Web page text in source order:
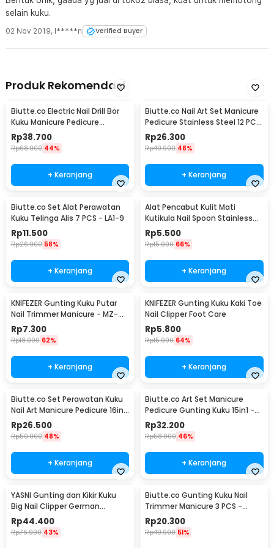
selain kuku.
02 Nov 2019, l*****n Verified Buyer
Produk Rekomendasi
Biutte.co Electric Nail Drill Bor
Kuku Manicure Pedicure
20000RPM - JMD-100
Rp38.700
Rp68.900 44%
+ Keranjang
Biutte.co Nail Art Set Manicure
Pedicure Stainless Steel 12 PCS
- 012A
Rp26.300
Rp49.900 48%
+ Keranjang
Biutte.co Set Alat Perawatan
Kuku Telinga Alis 7 PCS - LA1-9
Rp11.500
Rp26.900 58%
+ Keranjang
Alat Pencabut Kulit Mati
Kutikula Nail Spoon Stainless
Steel
Rp5.500
Rp15.900 66%
+ Keranjang
KNIFEZER Gunting Kuku Putar
Nail Trimmer Manicure - MZ-
017
Rp7.300
Rp18.900 62%
+ Keranjang
KNIFEZER Gunting Kuku Kaki Toe
Nail Clipper Foot Care
Rp5.800
Rp15.900 64%
+ Keranjang
Biutte.co Set Perawatan Kuku
Nail Art Manicure Pedicure 16in1
- MJ1096-01
Rp26.500
Rp50.900 48%
+ Keranjang
Biutte.co Art Set Manicure
Pedicure Gunting Kuku 15in1 -
MR-6103
Rp32.200
Rp58.900 46%
+ Keranjang
YASNI Gunting dan Kikir Kuku
Big Nail Clipper German
Stainless Steel - J0087
Rp44.400
Rp76.900 43%
Biutte.co Gunting Kuku Nail
Trimmer Manicure 3 PCS -
SFZ2748
Rp20.300
Rp40.900 51%